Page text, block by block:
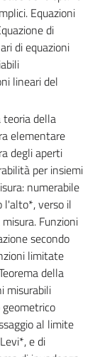
Equazioni
di
di equazioni
lineari del
teoria della
elementare
degli aperti
per insiemi
numerabile
l'alto*, verso il
Funzioni
secondo
limitate
della
misurabili
al limite
e di